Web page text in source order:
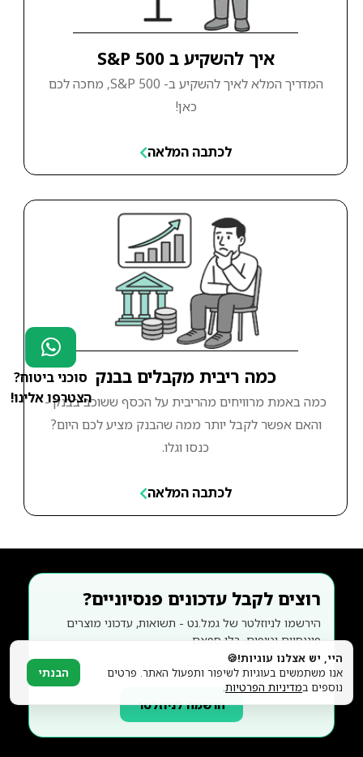
איך להשקיע ב S&P 500
המדריך המלא לאיך להשקיע ב- S&P 500, מחכה לכם
כאן!
לכתבה המלאה
כמה ריבית מקבלים בבנק
כמה באמת מרוויחים מהריבית על הכסף ששוכב בבנק -
והאם אפשר לקבל יותר ממה שהבנק מציע לכם היום?
כנסו וגלו.
לכתבה המלאה
רוצים לקבל עדכונים פנסיוניים?
הירשמו לניוזלטר של גמל.נט - תשואות, עדכוני מוצרים
פיננסיים וטיפים. בלי ספאם.
הרשמה לניוזלטר
סוכני ביטוח?
הצטרפו אלינו!
היי, יש אצלנו עוגיות!🍪
אנו משתמשים בעוגיות לשיפור ותפעול האתר. פרטים
נוספים במדיניות הפרטיות.
הבנתי